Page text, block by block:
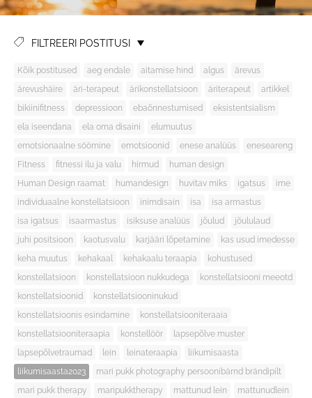
FILTREERI POSTITUSI
Kõik postitused aeg endale aitamise hind algus
ärevus
ärevushäire
äri-terapeut ärikonstellatsioon äriterapeut
artikkel
bikiinifitness
depressioon ebaõnnestumised
eksistentsialism
ela iseendana
ela oma disaini
elumuutus
emotsionaalne söömine
emotsioonid enese analüüs
eneseareng
Fitness
fitnessi ilu ja valu hirmud
human design
Human Design raamat
humandesign huvitav miks igatsus
ime
individuaalne konstellatsioon
inimdisain isa
isa armastus
isa igatsus
isaarmastus isiksuse analüüs jõulud
jõululaud
juhi positsioon
kaotusvalu karjääri lõpetamine
kas usud imedesse
keha muutus
kehakaal kehakaalu teraapia
kohustused
konstellatsioon
konstellatsioon nukkudega
konstellatsiooni meeotd
konstellatsioonid
konstellatsiooninukud
konstellatsioonis esindamine
konstellatsiooniteraaia
konstellatsiooniteraapia
konstellöör
lapsepõlve muster
lapsepõlvetraumad
lein leinateraapia
liikumisaasta
liikumisaasta2023
mari pukk photography persoonibärnd brändipilt
mari pukk therapy
maripukktherapy mattunud lein
mattunudlein